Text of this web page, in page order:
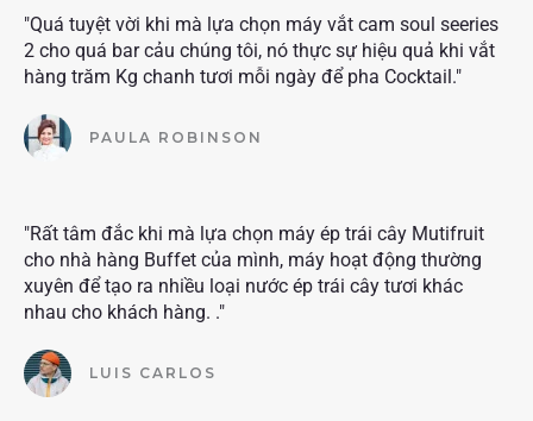
"Quá tuyệt vời khi mà lựa chọn máy vắt cam soul seeries
2 cho quá bar cảu chúng tôi, nó thực sự hiệu quả khi vắt
hàng trăm Kg chanh tươi mỗi ngày để pha Cocktail."
PAULA ROBINSON
"Rất tâm đắc khi mà lựa chọn máy ép trái cây Mutifruit
cho nhà hàng Buffet của mình, máy hoạt động thường
xuyên để tạo ra nhiều loại nước ép trái cây tươi khác
nhau cho khách hàng. ."
LUIS CARLOS